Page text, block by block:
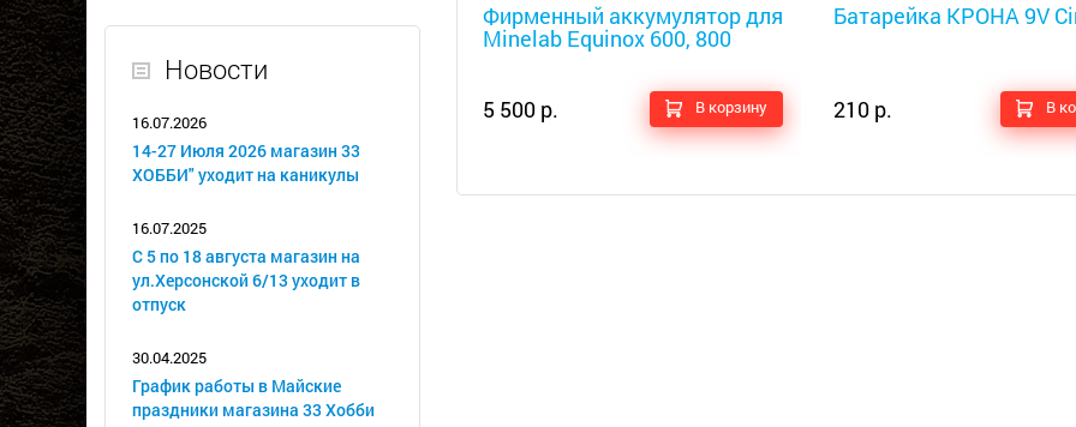
Новости
16.07.2026
14-27 Июля 2026 магазин 33
ХОББИ" уходит на каникулы
16.07.2025
С 5 по 18 августа магазин на
ул.Херсонской 6/13 уходит в
отпуск
30.04.2025
График работы в Майские
праздники магазина 33 Хобби
Фирменный аккумулятор для
Minelab Equinox 600, 800
5 500 р. В корзину
Батарейка КРОНА 9V
210 р. В